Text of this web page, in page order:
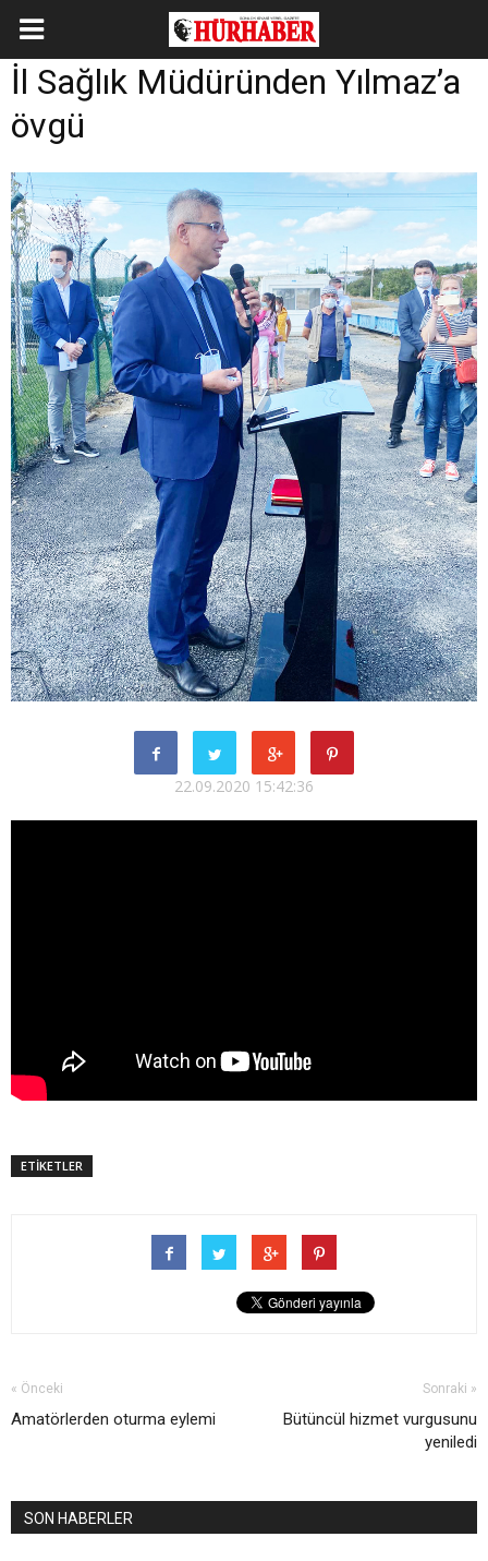
İl Sağlık Müdüründen Yılmaz’a
övgü
22.09.2020 15:42:36
ETİKETLER
« Önceki
Amatörlerden oturma eylemi
Sonraki »
Bütüncül hizmet vurgusunu
yeniledi
SON HABERLER